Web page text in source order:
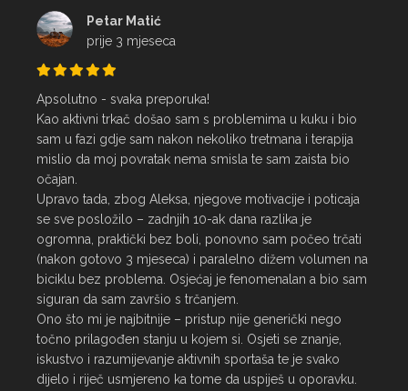
Petar Matić
prije 3 mjeseca
Apsolutno - svaka preporuka!
Kao aktivni trkač došao sam s problemima u kuku i bio
sam u fazi gdje sam nakon nekoliko tretmana i terapija
mislio da moj povratak nema smisla te sam zaista bio
očajan.
Upravo tada, zbog Aleksa, njegove motivacije i poticaja
se sve posložilo – zadnjih 10-ak dana razlika je
ogromna, praktički bez boli, ponovno sam počeo trčati
(nakon gotovo 3 mjeseca) i paralelno dižem volumen na
biciklu bez problema. Osjećaj je fenomenalan a bio sam
siguran da sam završio s trčanjem.
Ono što mi je najbitnije – pristup nije generički nego
točno prilagođen stanju u kojem si. Osjeti se znanje,
iskustvo i razumijevanje aktivnih sportaša te je svako
dijelo i riječ usmjereno ka tome da uspiješ u oporavku.